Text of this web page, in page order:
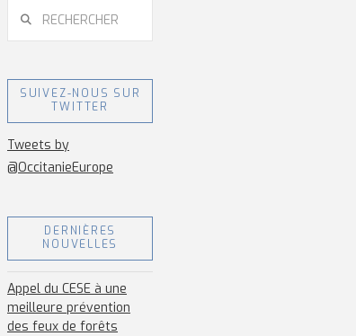
JUILLET 24, 2026
SUIVEZ-NOUS SUR
TWITTER
Tweets by
@OccitanieEurope
DERNIÈRES
NOUVELLES
Appel du CESE à une
meilleure prévention
des feux de forêts